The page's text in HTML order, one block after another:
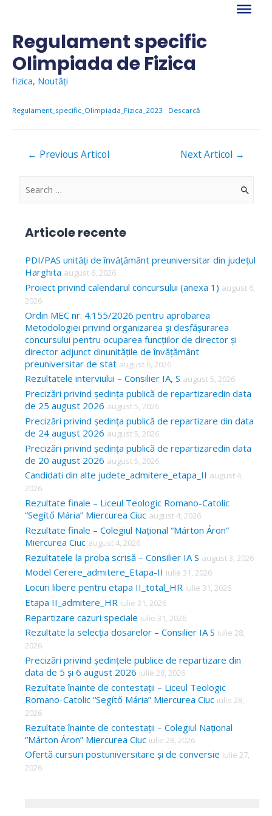
contentRegulament specific
Olimpiada de Fizica
fizica, Noutăți
Regulament_specific_Olimpiada_Fizica_2023 Descarcă
Navigare
← Previous Articol Next Articol →
S
c
h
f
o
r
Articole recente
PDI/PAS unități de învățământ preuniversitar din județul
Harghita august 6, 2026
Proiect privind calendarul concursului (anexa 1) august 6,
2026
Ordin MEC nr. 4.155/2026 pentru aprobarea
Metodologiei privind organizarea și desfășurarea
concursului pentru ocuparea funcțiilor de director și
director adjunct dinunitățile de învățământ
preuniversitar de stat august 6, 2026
Rezultatele interviului – Consilier IA, S august 5, 2026
Precizări privind ședința publică de repartizaredin data
de 25 august 2026 august 5, 2026
Precizări privind ședința publică de repartizare din data
de 24 august 2026 august 5, 2026
Precizări privind ședința publică de repartizaredin data
de 20 august 2026 august 5, 2026
Candidati din alte judete_admitere_etapa_II august 4,
2026
Rezultate finale – Liceul Teologic Romano-Catolic
“Segítő Mária” Miercurea Ciuc august 4, 2026
Rezultate finale – Colegiul Național “Márton Áron”
Miercurea Ciuc august 4, 2026
Rezultatele la proba scrisă – Consilier IA S august 3, 2026
Model Cerere_admitere_Etapa-II iulie 31, 2026
Locuri libere pentru etapa II_total_HR iulie 31, 2026
Etapa II_admitere_HR iulie 31, 2026
Repartizare cazuri speciale iulie 31, 2026
Rezultate la selecția dosarelor – Consilier IA S iulie 28,
2026
Precizări privind ședințele publice de repartizare din
data de 5 și 6 august 2026 iulie 28, 2026
Rezultate înainte de contestații – Liceul Teologic
Romano-Catolic “Segítő Mária” Miercurea Ciuc iulie 28,
2026
Rezultate înainte de contestații – Colegiul Național
“Márton Áron” Miercurea Ciuc iulie 28, 2026
Ofertă cursuri postuniversitare și de conversie iulie 27,
2026